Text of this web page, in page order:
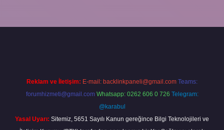
Reklam ve İletişim: E-mail: backlinkpaneli@gmail.com Teams:
forumhizmeti@gmail.com Whatsapp: 0262 606 0 726 Telegram:
@karabul
Yasal Uyarı: Sitemiz, 5651 Sayılı Kanun gereğince Bilgi Teknolojileri ve